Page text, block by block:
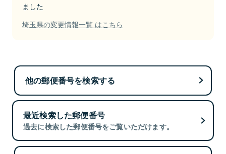
ました
埼玉県の変更情報一覧 はこちら
他の郵便番号を検索する
最近検索した郵便番号
過去に検索した郵便番号をご覧いただけます。